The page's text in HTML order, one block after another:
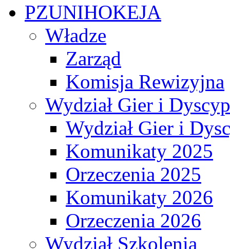
PZUNIHOKEJA
Władze
Zarząd
Komisja Rewizyjna
Wydział Gier i
Wydział Gier i
Komunikaty 2025
Orzeczenia 2025
Komunikaty 2026
Orzeczenia 2026
Wydział Szkolenia